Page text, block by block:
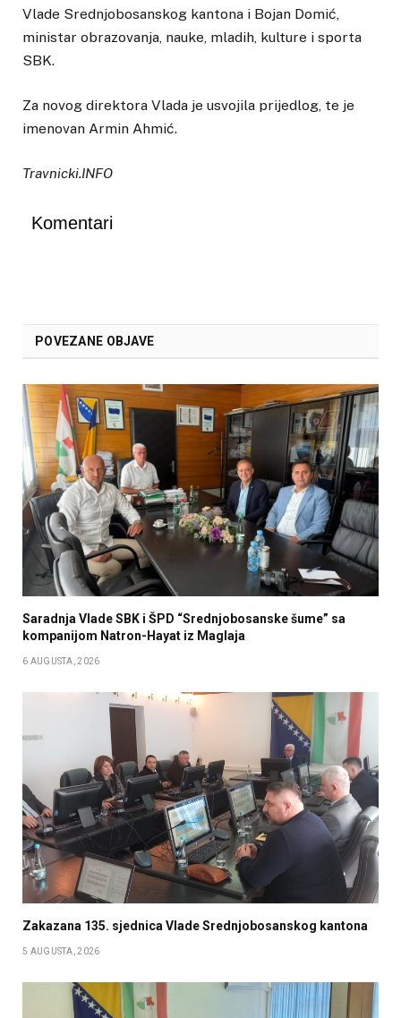
Vlade Srednjobosanskog kantona i Bojan Domić,
ministar obrazovanja, nauke, mladih, kulture i sporta
SBK.
Za novog direktora Vlada je usvojila prijedlog, te je
imenovan Armin Ahmić.
Travnicki.INFO
Komentari
POVEZANE OBJAVE
Saradnja Vlade SBK i ŠPD “Srednjobosanske šume” sa
kompanijom Natron-Hayat iz Maglaja
6 AUGUSTA, 2026
Zakazana 135. sjednica Vlade Srednjobosanskog kantona
5 AUGUSTA, 2026